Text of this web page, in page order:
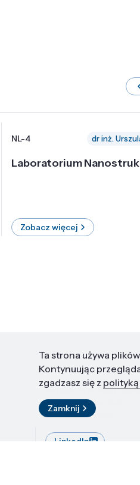
NL-4 dr inż.
Laboratorium
Zobacz więcej
Kontakt
Instytut Wysokich
ul. Sokołowska 29/37
01-142 Warszawa
LinkedIn
Ta strona używa
Kontynuując
zgadzasz się z
Zamknij